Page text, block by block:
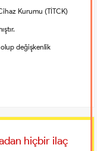
Kurumu (TİTCK)
olup değişkenlik
hiçbir ilaç